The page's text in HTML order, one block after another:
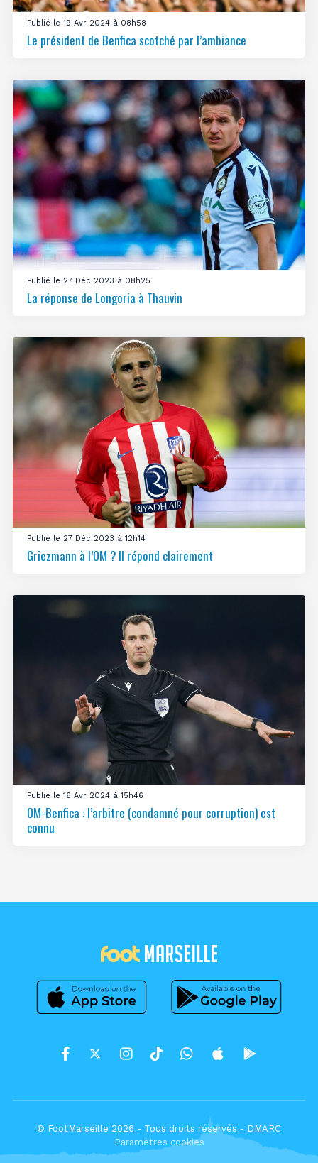
Publié le 19 Avr 2024 à 08h58
Le président de Benfica scotché par l’ambiance
Publié le 27 Déc 2023 à 08h25
La réponse de Longoria à Thauvin
Publié le 27 Déc 2023 à 12h14
Griezmann à l’OM ? Il répond clairement
Publié le 16 Avr 2024 à 15h46
OM-Benfica : l’arbitre (condamné pour corruption) est
connu
© FootMarseille 2026 - Tous droits réservés - DMARC
Paramètres cookies